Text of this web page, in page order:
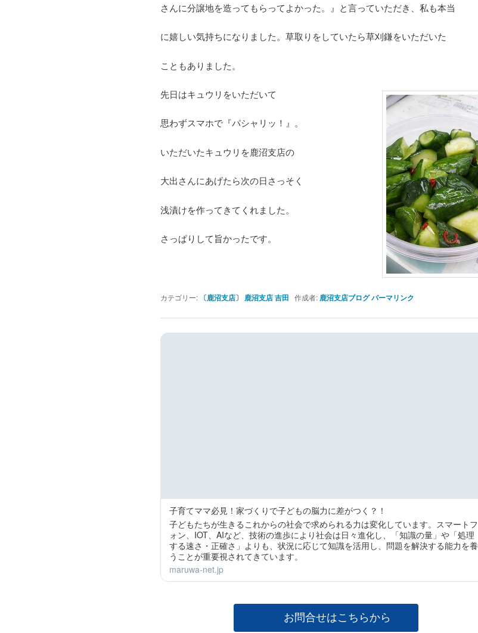
さんに分譲地を造ってもらってよかった。』と言っていただき、私も本当
に嬉しい気持ちになりました。草取りをしていたら草刈鎌をいただいた
こともありました。
先日はキュウリをいただいて
思わずスマホで『パシャリッ！』。
いただいたキュウリを鹿沼支店の
大出さんにあげたら次の日さっそく
浅漬けを作ってきてくれました。
さっぱりして旨かったです。
カテゴリー: 〔鹿沼支店〕 鹿沼支店 吉田 作成者: 鹿沼支店ブログパーマリンク
子育てママ必見！家づくりで子どもの脳力に差がつく？！
子どもたちが生きるこれからの社会で求められる力は変化しています。スマートフ
ォン、IOT、AIなど、技術の進歩により社会は日々進化し、「知識の量」や「処理
する速さ・正確さ」よりも、状況に応じて知識を活用し、問題を解決する能力を養
うことが重要視されてきています。
maruwa-net.jp
お問合せはこちらから